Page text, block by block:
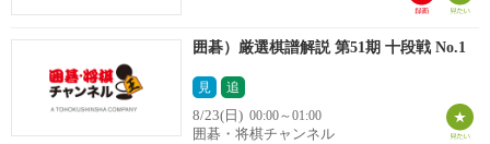
囲碁）厳選棋譜解説 第51期 十段戦 No.1
見 追
8/23(日) 00:00～01:00
囲碁・将棋チャンネル